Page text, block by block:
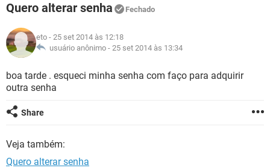
INSTAGRAM GMAIL
GUIA DE COMPRAS
INSTAGRAM
GUIA DE COMPRAS
JOGOS WHATSAPP
CELULAR
OUTLOOK EXCEL
INSTAGRAM
GUIA DE COMPRAS
FÓRUM
JOGOS
CELULAR
OUTLOOK EXCEL
GLOSSÁRIO
WHATSAPP
CELULAR
OUTLOOK
GUIA DE COMPRAS
Quero alterar senha Fechado
eto - 25 set 2014 às 12:18
usuário anônimo - 25 set 2014 às 13:34
boa tarde . esqueci minha senha com faço para adquirir
outra senha
Share
Veja também:
Quero alterar senha